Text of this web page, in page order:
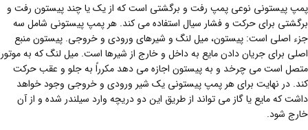
پمپ پیستونی نوعی پمپ رفت و برگشتی است که از یک یا چند پیستون رفت و
برگشتی برای حرکت و فشار سیال استفاده می کند. هر پمپ پیستونی شامل سه
جزء اصلی است: پیستون، میل لنگ و شیرهای ورودی و خروجی. پیستون منبع
اصلی برای جریان دادن مایع به داخل و خارج از شیرها است. میل لنگ که به موتور
متصل است می چرخد ​​و به پیستون اجازه می دهد مکرراً به جلو و عقب حرکت
کند. در نهایت برای هر پمپ پیستونی یک شیر ورودی و خروجی وجود خواهد
داشت که مایع یا گاز می تواند از طریق این دو دریچه وارد سیلندر شده و از آن
خارج شود.